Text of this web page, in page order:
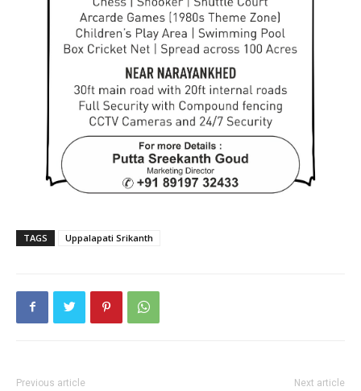
TAGS Uppalapati Srikanth
Previous article Next article